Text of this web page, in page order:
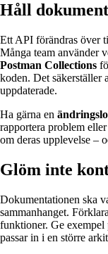
Håll
Ett API förändras över
Många team använder
Postman Collections
koden. Det säkerställer
uppdaterade.
Ha gärna en
rapportera problem
om deras upplevelse –
Glöm inte
Dokumentationen ska
sammanhanget. Förklara
funktioner. Ge
passar in i en större